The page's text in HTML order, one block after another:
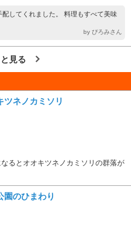
してくれました。 料理もすべて美味
by ぴろみさん
見る
ツネノカミソリ
るとオオキツネノカミソリの群落が
園のひまわり